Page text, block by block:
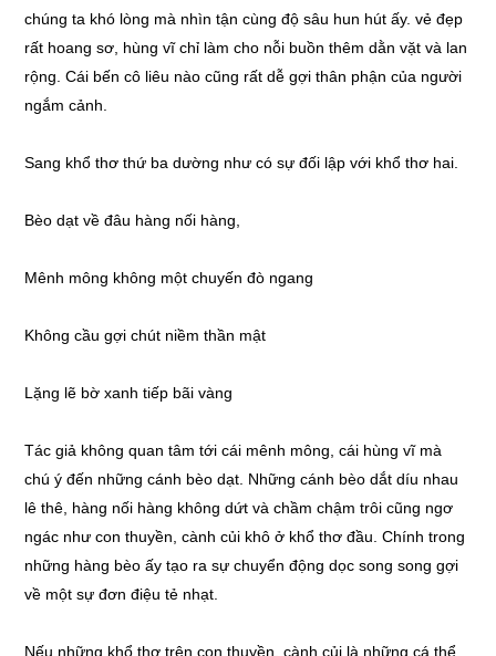
chúng ta khó lòng mà nhìn tận cùng độ sâu hun hút ấy. vẻ đẹp
rất hoang sơ, hùng vĩ chỉ làm cho nỗi buồn thêm dằn vặt và lan
rộng. Cái bến cô liêu nào cũng rất dễ gợi thân phận của người
ngắm cảnh.
Sang khổ thơ thứ ba dường như có sự đối lập với khổ thơ hai.
Bèo dạt về đâu hàng nối hàng,
Mênh mông không một chuyến đò ngang
Không cầu gợi chút niềm thần mật
Lặng lẽ bờ xanh tiếp bãi vàng
Tác giả không quan tâm tới cái mênh mông, cái hùng vĩ mà
chú ý đến những cánh bèo dạt. Những cánh bèo dắt díu nhau
lê thê, hàng nối hàng không dứt và chầm chậm trôi cũng ngơ
ngác như con thuyền, cành củi khô ở khổ thơ đầu. Chính trong
những hàng bèo ấy tạo ra sự chuyển động dọc song song gợi
về một sự đơn điệu tẻ nhạt.
Nếu những khổ thơ trên con thuyền, cành củi là những cá thể